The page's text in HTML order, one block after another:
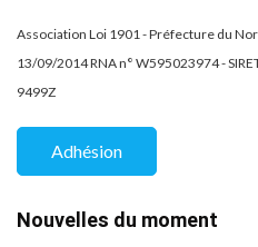
Association Loi 1901 - Préfecture du
13/09/2014 RNA n° W595023974 -
9499Z
Adhésion
Nouvelles du moment